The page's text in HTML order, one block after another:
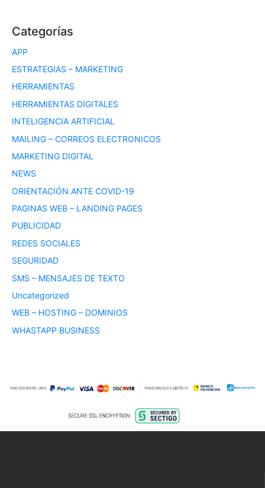
Categorías
APP
ESTRATEGIAS – MARKETING
HERRAMIENTAS
HERRAMIENTAS DIGITALES
INTELIGENCIA ARTIFICIAL
MAILING – CORREOS ELECTRONICOS
MARKETING DIGITAL
NEWS
ORIENTACIÓN ANTE COVID-19
PAGINAS WEB – LANDING PAGES
PUBLICIDAD
REDES SOCIALES
SEGURIDAD
SMS – MENSAJES DE TEXTO
Uncategorized
WEB – HOSTING – DOMINIOS
WHASTAPP BUSINESS